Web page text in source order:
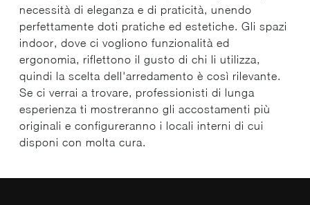
necessità di eleganza e di praticità, unendo
perfettamente doti pratiche ed estetiche. Gli spazi
indoor, dove ci vogliono funzionalità ed
ergonomia, riflettono il gusto di chi li utilizza,
quindi la scelta dell'arredamento è così rilevante.
Se ci verrai a trovare, professionisti di lunga
esperienza ti mostreranno gli accostamenti più
originali e configureranno i locali interni di cui
disponi con molta cura.